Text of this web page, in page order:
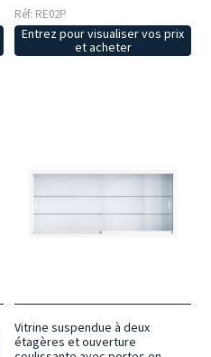
Réf: RE02P
Entrez pour visualiser vos prix
et acheter
Vitrine suspendue à deux
étagères et ouverture